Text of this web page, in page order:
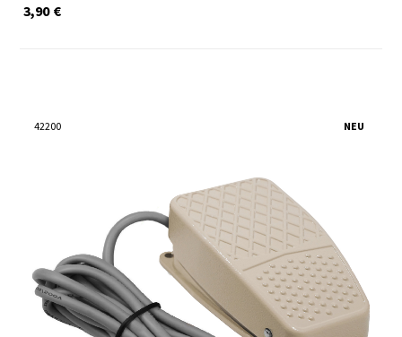
€
3,90
NEU
42200